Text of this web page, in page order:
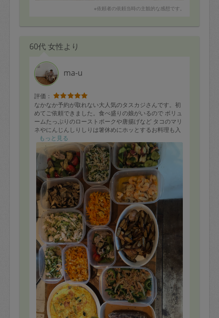
※依頼者の依頼当時の主観的な感想です。
60代 女性より
ma-u
評価：
なかなか予約が取れない大人気のタスカジさんです。初
めてご依頼できました。食べ盛りの娘がいるので ボリュ
ームたっぷりのローストポークや唐揚げなど タコのマリ
ネやにんじんしりしりは箸休めにホッとするお料理も入
れてくださって、とてもバランスの良い お料理でした。
美術館巡りや食べ歩きなど素敵な趣味をお持ちで、お話
も楽しかったです
また 是非お願いしたいです。
ありがとうございました。
もっと見る